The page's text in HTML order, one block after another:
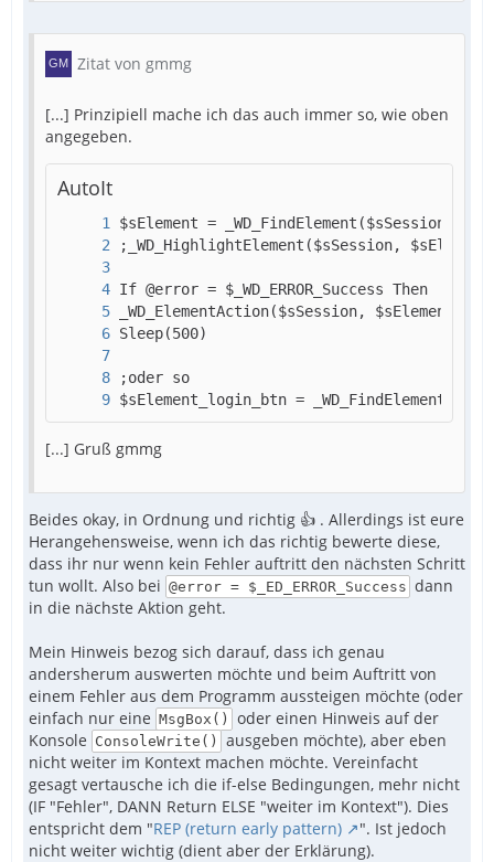
Zitat von gmmg
[...] Prinzipiell mache ich das auch immer so, wie oben
angegeben.
AutoIt
$sElement_login_btn =
[...] Gruß gmmg
Beides okay, in Ordnung und richtig 👍 . Allerdings ist eure
Herangehensweise, wenn ich das richtig bewerte diese,
dass ihr nur wenn kein Fehler auftritt den nächsten Schritt
tun wollt. Also bei @error = $_ED_ERROR_Success dann
in die nächste Aktion geht.
Mein Hinweis bezog sich darauf, dass ich genau
andersherum auswerten möchte und beim Auftritt von
einem Fehler aus dem Programm aussteigen möchte (oder
einfach nur eine MsgBox()
oder einen Hinweis auf der
Konsole ConsoleWrite()
ausgeben möchte), aber eben
nicht weiter im Kontext machen möchte. Vereinfacht
gesagt vertausche ich die if-else Bedingungen, mehr nicht
(IF "Fehler", DANN Return ELSE "weiter im Kontext"). Dies
entspricht dem "REP (return early pattern)
". Ist jedoch
nicht weiter wichtig (dient aber der Erklärung).